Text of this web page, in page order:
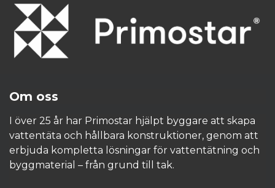
Om oss
I över 25 år har Primostar hjälpt byggare att skapa
vattentäta och hållbara konstruktioner, genom att
erbjuda kompletta lösningar för vattentätning och
byggmaterial – från grund till tak.